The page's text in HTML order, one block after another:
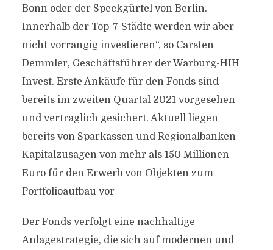
Bonn oder der Speckgürtel von Berlin.
Innerhalb der Top-7-Städte werden wir aber
nicht vorrangig investieren“, so Carsten
Demmler, Geschäftsführer der Warburg-HIH
Invest. Erste Ankäufe für den Fonds sind
bereits im zweiten Quartal 2021 vorgesehen
und vertraglich gesichert. Aktuell liegen
bereits von Sparkassen und Regionalbanken
Kapitalzusagen von mehr als 150 Millionen
Euro für den Erwerb von Objekten zum
Portfolioaufbau vor
Der Fonds verfolgt eine nachhaltige
Anlagestrategie, die sich auf modernen und